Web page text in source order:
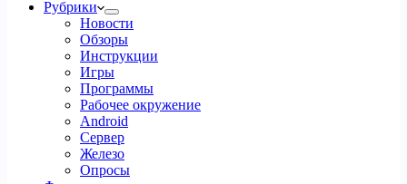
Рубрики
Новости
Обзоры
Инструкции
Игры
Программы
Рабочее окружение
Android
Сервер
Железо
Опросы